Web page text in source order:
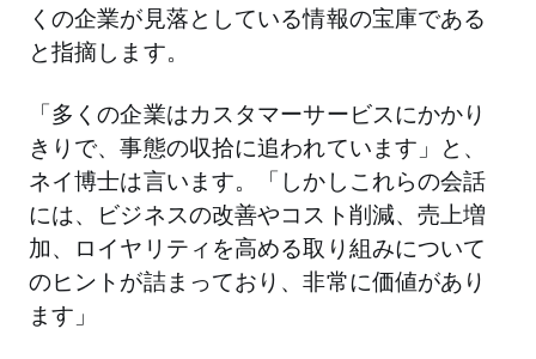
くの企業が見落としている情報の宝庫である
と指摘します。
「多くの企業はカスタマーサービスにかかり
きりで、事態の収拾に追われています」と、
ネイ博士は言います。「しかしこれらの会話
には、ビジネスの改善やコスト削減、売上増
加、ロイヤリティを高める取り組みについて
のヒントが詰まっており、非常に価値があり
ます」